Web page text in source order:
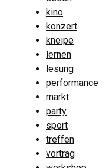
kino
konzert
kneipe
lernen
lesung
performance
markt
party
sport
treffen
vortrag